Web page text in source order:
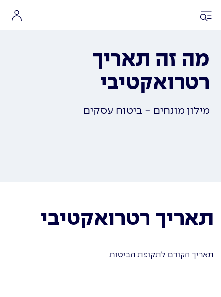
מה זה תאריך
רטרואקטיבי
מילון מונחים - ביטוח עסקים
תאריך רטרואקטיבי
תאריך הקודם לתקופת הביטוח.